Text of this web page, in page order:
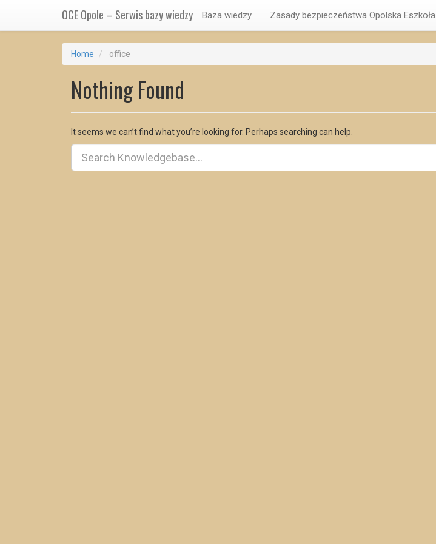
OCE Opole – Serwis bazy wiedzy Baza wiedzy Zasady bezpieczeństwa Opolska Eszkoła
Home office
Nothing Found
It seems we can’t find what you’re looking for. Perhaps searching can help.